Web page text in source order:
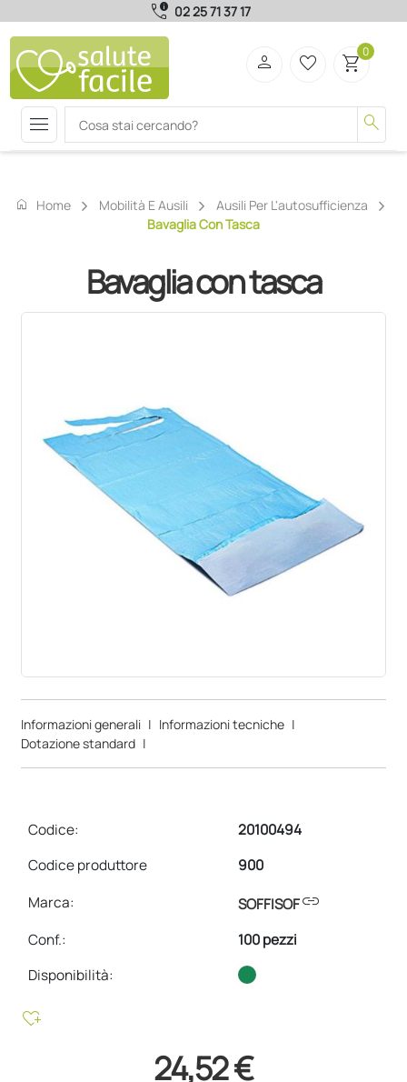
call_quality 02 25 71 37 17
menu search
person favorite_border shopping_cart0
home Home Mobilità E Ausili
Ausili Per L'autosufficienza
Bavaglia Con Tasca
Bavaglia con tasca
Informazioni generali | Informazioni tecniche |
Dotazione standard |
Codice:
20100494
Codice produttore
900
Marca:
SOFFISOFlink
Conf.:
100 pezzi
Disponibilità:
heart_plus
24,52 €